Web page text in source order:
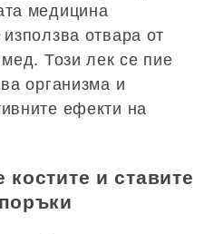
медицина
отвара от
Този лек се пие
организма и
ефекти на
и ставите